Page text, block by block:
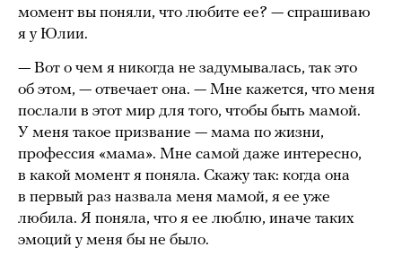
момент вы поняли, что любите ее? — спрашиваю
я у Юлии.
— Вот о чем я никогда не задумывалась, так это
об этом, — отвечает она. — Мне кажется, что меня
послали в этот мир для того, чтобы быть мамой.
У меня такое призвание — мама по жизни,
профессия «мама». Мне самой даже интересно,
в какой момент я поняла. Скажу так: когда она
в первый раз назвала меня мамой, я ее уже
любила. Я поняла, что я ее люблю, иначе таких
эмоций у меня бы не было.